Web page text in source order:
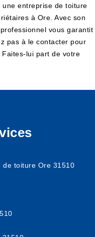
une entreprise de toiture
à Ore. Avec son
vous garantit
pas à le contacter pour
lui part de votre
de toiture Ore 31510